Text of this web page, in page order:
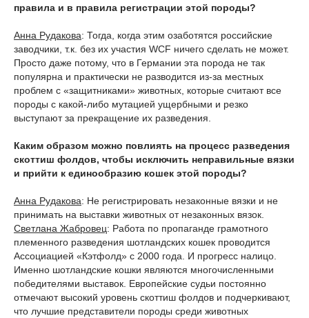
правила и в правила регистрации этой породы?
Анна Рудакова: Тогда, когда этим озаботятся российские
заводчики, т.к. без их участия WCF ничего сделать не может.
Просто даже потому, что в Германии эта порода не так
популярна и практически не разводится из-за местных
проблем с «защитниками» животных, которые считают все
породы с какой-либо мутацией ущербными и резко
выступают за прекращение их разведения.
Каким образом можно повлиять на процесс разведения
скоттиш фолдов, чтобы исключить неправильные вязки
и прийти к единообразию кошек этой породы?
Анна Рудакова: Не регистрировать незаконные вязки и не
принимать на выставки животных от незаконных вязок.
Светлана Жабровец: Работа по пропаганде грамотного
племенного разведения шотландских кошек проводится
Ассоциацией «Кэтфолд» с 2000 года. И прогресс налицо.
Именно шотландские кошки являются многочисленными
победителями выставок. Европейские судьи постоянно
отмечают высокий уровень скоттиш фолдов и подчеркивают,
что лучшие представители породы среди животных